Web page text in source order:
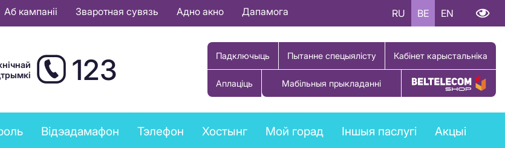
Аб кампаніі Зваротная сувязь Адно акно Дапамога RU BE EN
123 Падключыць Пытанне спецыялісту Кабінет карыстальніка
Аплаціць Мабільныя прыкладанні Купіць тавар
Відэадамафон Тэлефон Хостынг Мой горад Іншыя паслугі Акцыі